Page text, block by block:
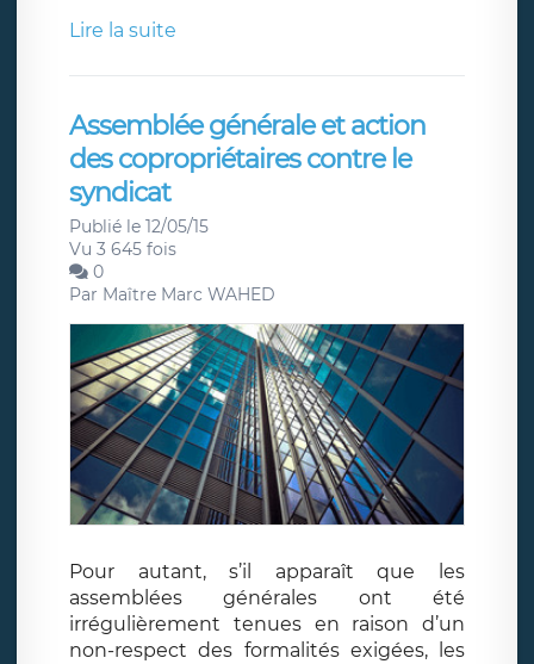
Lire la suite
Assemblée générale et action
des copropriétaires contre le
syndicat
Publié le 12/05/15
Vu 3 645 fois
0
Par Maître Marc WAHED
Pour autant, s’il apparaît que les
assemblées générales ont été
irrégulièrement tenues en raison d’un
non-respect des formalités exigées, les